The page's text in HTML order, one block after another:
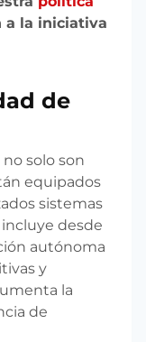
a la iniciativa
de
solo son
equipados
sistemas
desde
autónoma
y
la
de